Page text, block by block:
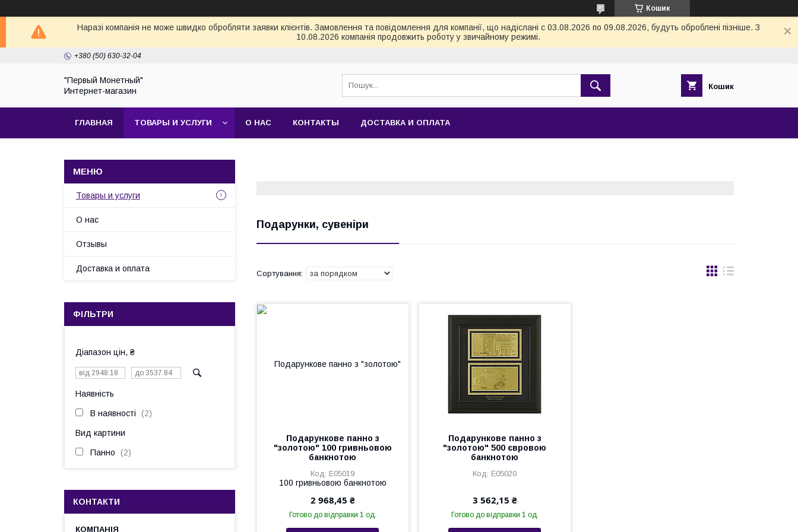
Кошик
Наразі компанія не може швидко обробляти заявки клієнтів. Замовлення та повідомлення для компанії, що надіслані с 03.08.2026 по 09.08.2026, будуть оброблені пізніше. З
10.08.2026 компанія продовжить роботу у звичайному режимі.
+380 (50) 630-32-04
"Первый Монетный"
Интернет-магазин
Кошик
ГЛАВНАЯ ТОВАРЫ И УСЛУГИ О НАС КОНТАКТЫ ДОСТАВКА И ОПЛАТА
Подарунки, сувеніри
Подарункове панно з
"золотою" 100 гривньовою
банкнотою
Е05019
2 968,45 ₴
Готово до відправки 1 од.
Подарункове панно з
"золотою" 500 євровою
банкнотою
Е05020
3 562,15 ₴
Готово до відправки 1 од.
Товары и услуги
О нас
Отзывы
Доставка и оплата
ФІЛЬТРИ
Діапазон цін, ₴
Наявність
В наявності 2
Вид картини
Панно 2
КОНТАКТИ